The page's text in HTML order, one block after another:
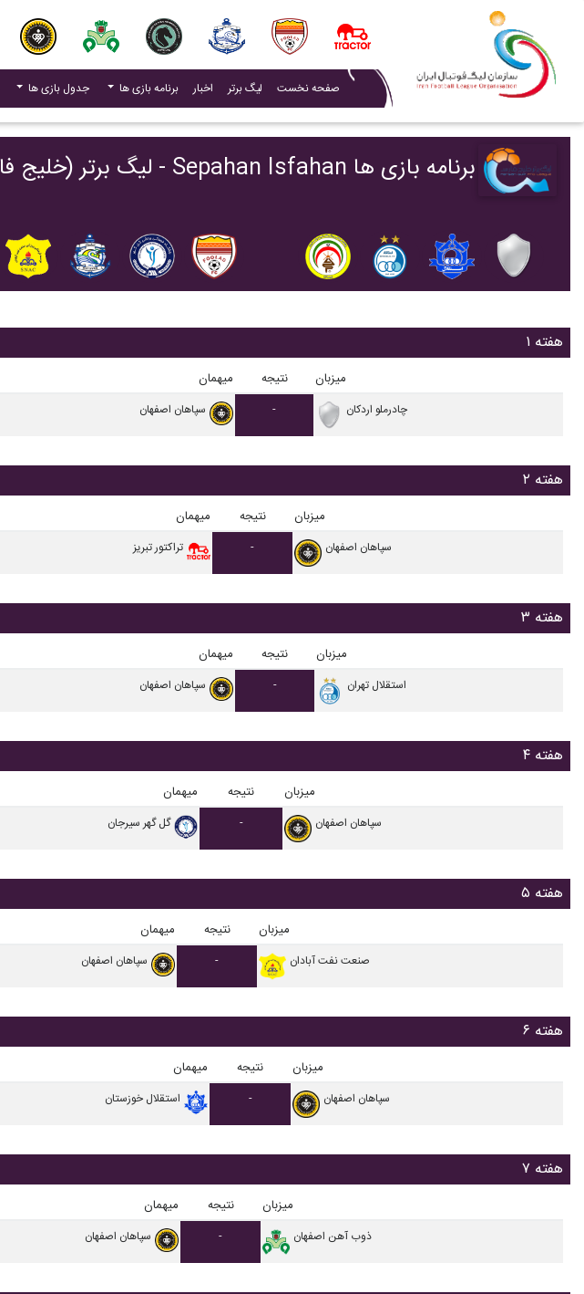
صفحه نخست لیگ برتر اخبار(current) برنامه بازی ها جدول بازی ها
برنامه بازی ها Sepahan Isfahan - ليگ برتر (خليج فارس) - ۱۴۰۵گروه لیگ برتر
هفته ۱
میزبان نتیجه میهمان
چادرملو اردکان - سپاهان اصفهان
هفته ۲
میزبان نتیجه میهمان
سپاهان اصفهان - تراکتور تبریز
هفته ۳
میزبان نتیجه میهمان
استقلال تهران - سپاهان اصفهان
هفته ۴
میزبان نتیجه میهمان
سپاهان اصفهان - گل گهر سیرجان
هفته ۵
میزبان نتیجه میهمان
صنعت نفت آبادان - سپاهان اصفهان
هفته ۶
میزبان نتیجه میهمان
سپاهان اصفهان - استقلال خوزستان
هفته ۷
میزبان نتیجه میهمان
ذوب آهن اصفهان - سپاهان اصفهان